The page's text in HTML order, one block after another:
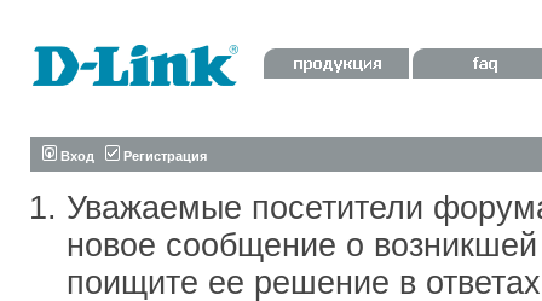
Вход Регистрация
Уважаемые посетители
новое сообщение о
поищите ее решение в